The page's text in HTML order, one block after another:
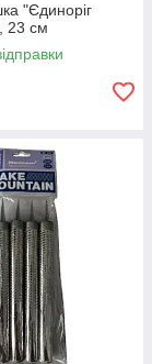
"Єдиноріг
23 см